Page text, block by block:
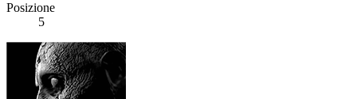
Posizione
5